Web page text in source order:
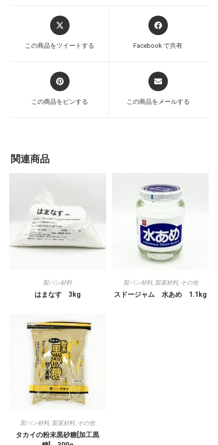
この商品をツイートする Facebook で共有
この商品をピンする この商品をメールする
関連商品
製パン材料
はまなす 3kg
製パン材料, 製菓材料, その他
スドージャム 水あめ 1.1kg
製パン材料, 製菓材料, その他
タカイの粉末黒砂糖[加工黒